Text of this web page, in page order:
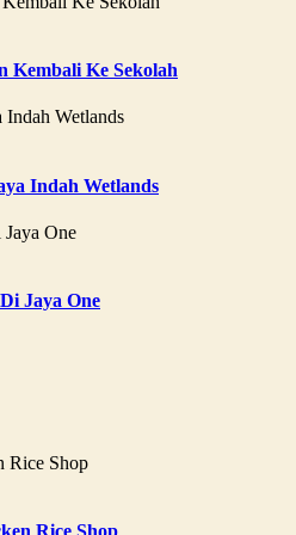
Kembali Ke Sekolah
Indah Wetlands
Jaya One